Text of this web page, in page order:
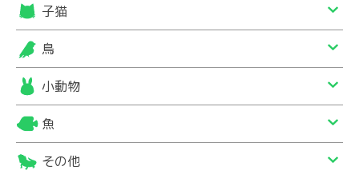
子猫
鳥
小動物
魚
その他